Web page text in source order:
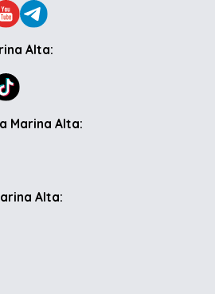
Alta:
Marina Alta:
Alta: